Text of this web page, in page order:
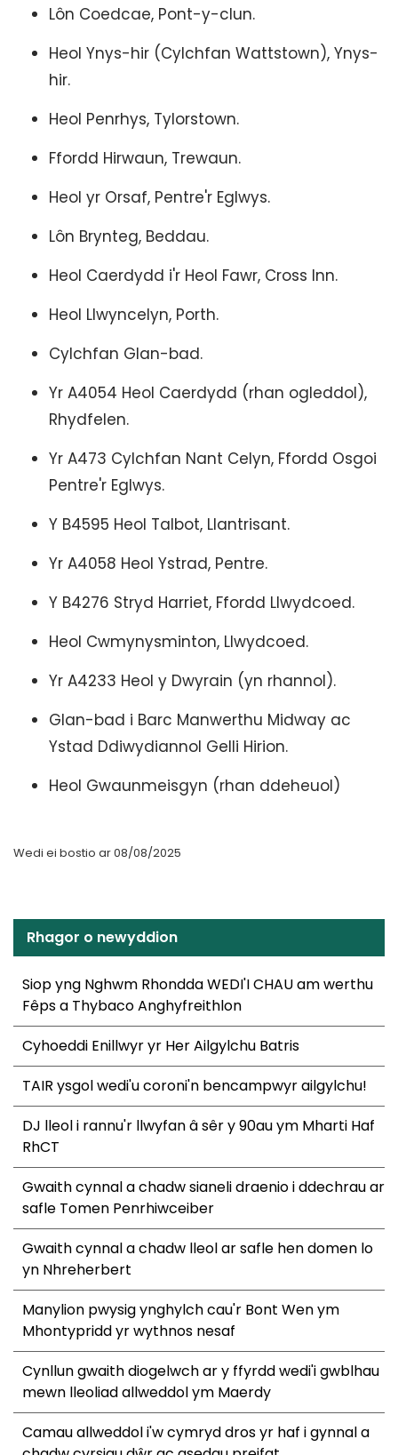
Lôn Coedcae, Pont-y-clun.
Heol Ynys-hir (Cylchfan Wattstown), Ynys-
hir.
Heol Penrhys, Tylorstown.
Ffordd Hirwaun, Trewaun.
Heol yr Orsaf, Pentre'r Eglwys.
Lôn Brynteg, Beddau.
Heol Caerdydd i'r Heol Fawr, Cross Inn.
Heol Llwyncelyn, Porth.
Cylchfan Glan-bad.
Yr A4054 Heol Caerdydd (rhan ogleddol),
Rhydfelen.
Yr A473 Cylchfan Nant Celyn, Ffordd Osgoi
Pentre'r Eglwys.
Y B4595 Heol Talbot, Llantrisant.
Yr A4058 Heol Ystrad, Pentre.
Y B4276 Stryd Harriet, Ffordd Llwydcoed.
Heol Cwmynysminton, Llwydcoed.
Yr A4233 Heol y Dwyrain (yn rhannol).
Glan-bad i Barc Manwerthu Midway ac
Ystad Ddiwydiannol Gelli Hirion.
Heol Gwaunmeisgyn (rhan ddeheuol)
Wedi ei bostio ar 08/08/2025
Rhagor o newyddion
Siop yng Nghwm Rhondda WEDI'I CHAU am werthu
Fêps a Thybaco Anghyfreithlon
Cyhoeddi Enillwyr yr Her Ailgylchu Batris
TAIR ysgol wedi'u coroni'n bencampwyr ailgylchu!
DJ lleol i rannu'r llwyfan â sêr y 90au ym Mharti Haf
RhCT
Gwaith cynnal a chadw sianeli draenio i ddechrau ar
safle Tomen Penrhiwceiber
Gwaith cynnal a chadw lleol ar safle hen domen lo
yn Nhreherbert
Manylion pwysig ynghylch cau'r Bont Wen ym
Mhontypridd yr wythnos nesaf
Cynllun gwaith diogelwch ar y ffyrdd wedi'i gwblhau
mewn lleoliad allweddol ym Maerdy
Camau allweddol i'w cymryd dros yr haf i gynnal a